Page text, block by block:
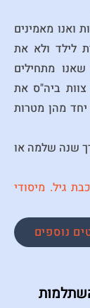
ואנו מאמינים
לילד ולא את
שאנו מתחילים
ביה"ס את
יחד מהן מטרות
שנה שלמה או
גיל. מיסודי
נוספים